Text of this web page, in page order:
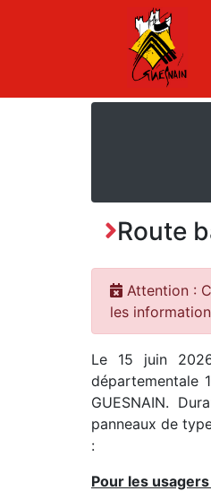
Route
Attention :
les
Le 15 juin
départementale
GUESNAIN.
panneaux de
:
Pour les usagers